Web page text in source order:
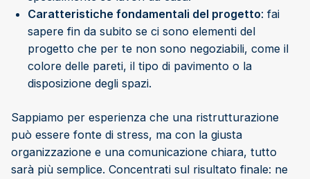
Caratteristiche fondamentali del progetto: fai
sapere fin da subito se ci sono elementi del
progetto che per te non sono negoziabili, come il
colore delle pareti, il tipo di pavimento o la
disposizione degli spazi.
Sappiamo per esperienza che una ristrutturazione
può essere fonte di stress, ma con la giusta
organizzazione e una comunicazione chiara, tutto
sarà più semplice. Concentrati sul risultato finale: ne